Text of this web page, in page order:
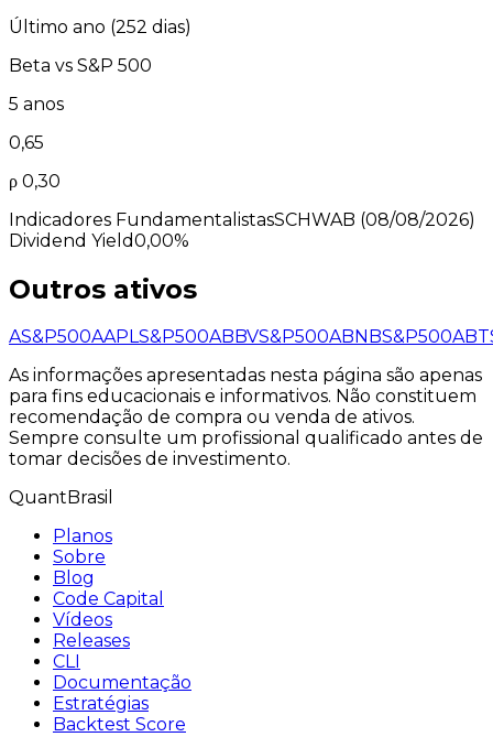
Último ano (252 dias)
Beta vs S&P 500
5 anos
0,65
ρ 0,30
Indicadores FundamentalistasSCHWAB (08/08/2026)
Dividend Yield0,00%
Outros ativos
AS&P500AAPLS&P500ABBVS&P500ABNBS&P500ABT
As informações apresentadas nesta página são apenas
para fins educacionais e informativos. Não constituem
recomendação de compra ou venda de ativos.
Sempre consulte um profissional qualificado antes de
tomar decisões de investimento.
QuantBrasil
Planos
Sobre
Blog
Code Capital
Vídeos
Releases
CLI
Documentação
Estratégias
Backtest Score